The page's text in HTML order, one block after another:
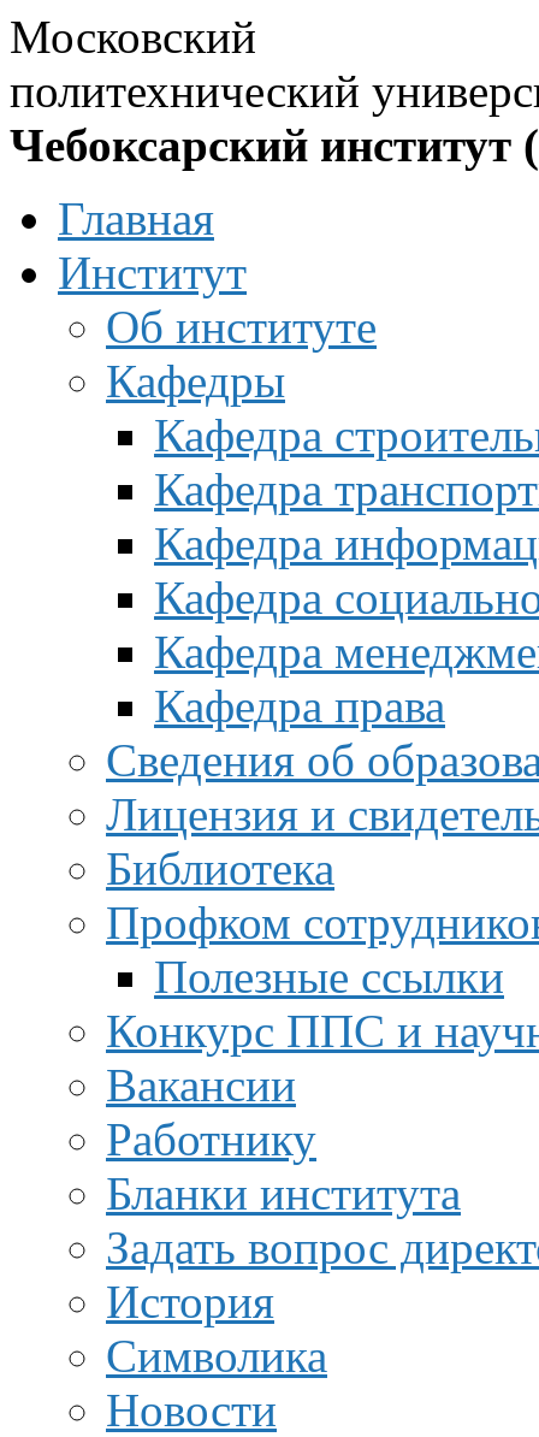
Московский
политехнический
Чебоксарский институт
Главная
Институт
Об институте
Кафедры
Кафедра
Кафедра
Кафедра
Кафедра
Кафедра
Кафедра права
Сведения об
Лицензия и
Библиотека
Профком
Полезные ссылки
Конкурс ППС и
Вакансии
Работнику
Бланки института
Задать вопрос
История
Символика
Новости